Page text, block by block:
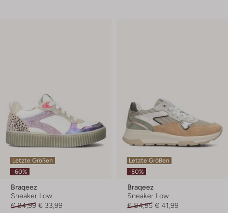
Letzte Größen
-60%
Braqeez
Sneaker Low
€ 84,99 € 33,99
Letzte Größen
-50%
Braqeez
Sneaker Low
€ 84,95 € 41,99